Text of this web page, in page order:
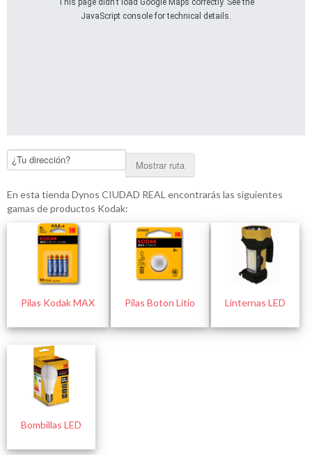
This page didn't load Google Maps correctly. See the
JavaScript console for technical details.
Mostrar ruta
En esta tienda Dynos CIUDAD REAL encontrarás las siguientes
gamas de productos Kodak:
Pilas Kodak MAX Pilas Boton Litio Linternas LED
Bombillas LED